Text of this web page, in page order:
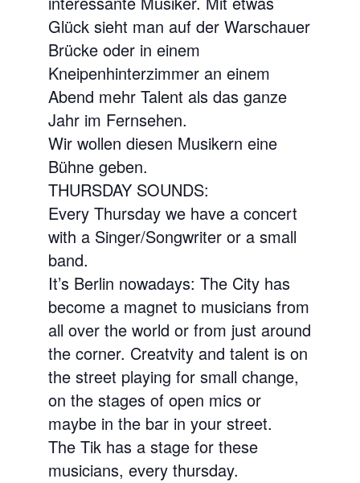
Glück sieht man auf der Warschauer
Brücke oder in einem
Kneipenhinterzimmer an einem
Abend mehr Talent als das ganze
Jahr im Fernsehen.
Wir wollen diesen Musikern eine
Bühne geben.
THURSDAY SOUNDS:
Every Thursday we have a concert
with a Singer/Songwriter or a small
band.
It’s Berlin nowadays: The City has
become a magnet to musicians from
all over the world or from just around
the corner. Creatvity and talent is on
the street playing for small change,
on the stages of open mics or
maybe in the bar in your street.
The Tik has a stage for these
musicians, every thursday.